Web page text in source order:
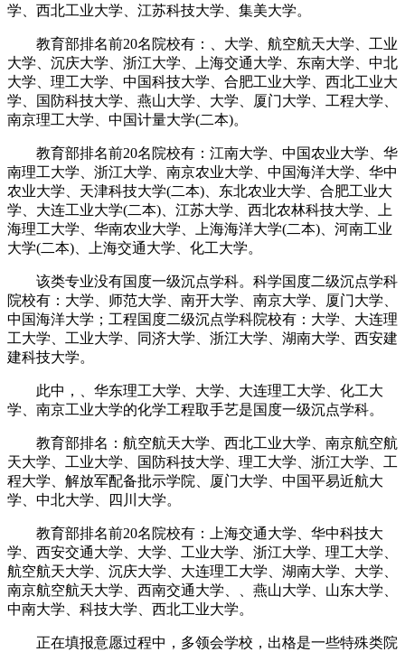
学、西北工业大学、江苏科技大学、集美大学。
教育部排名前20名院校有：、大学、航空航天大学、工业
大学、沉庆大学、浙江大学、上海交通大学、东南大学、中北
大学、理工大学、中国科技大学、合肥工业大学、西北工业大
学、国防科技大学、燕山大学、大学、厦门大学、工程大学、
南京理工大学、中国计量大学(二本)。
教育部排名前20名院校有：江南大学、中国农业大学、华
南理工大学、浙江大学、南京农业大学、中国海洋大学、华中
农业大学、天津科技大学(二本)、东北农业大学、合肥工业大
学、大连工业大学(二本)、江苏大学、西北农林科技大学、上
海理工大学、华南农业大学、上海海洋大学(二本)、河南工业
大学(二本)、上海交通大学、化工大学。
该类专业没有国度一级沉点学科。科学国度二级沉点学科
院校有：大学、师范大学、南开大学、南京大学、厦门大学、
中国海洋大学；工程国度二级沉点学科院校有：大学、大连理
工大学、工业大学、同济大学、浙江大学、湖南大学、西安建
建科技大学。
此中，、华东理工大学、大学、大连理工大学、化工大
学、南京工业大学的化学工程取手艺是国度一级沉点学科。
教育部排名：航空航天大学、西北工业大学、南京航空航
天大学、工业大学、国防科技大学、理工大学、浙江大学、工
程大学、解放军配备批示学院、厦门大学、中国平易近航大
学、中北大学、四川大学。
教育部排名前20名院校有：上海交通大学、华中科技大
学、西安交通大学、大学、工业大学、浙江大学、理工大学、
航空航天大学、沉庆大学、大连理工大学、湖南大学、大学、
南京航空航天大学、西南交通大学、、燕山大学、山东大学、
中南大学、科技大学、西北工业大学。
正在填报意愿过程中，多领会学校，出格是一些特殊类院